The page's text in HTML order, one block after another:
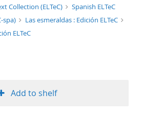
format ascending
Collection (ELTeC)
Spanish ELTeC
spa)
Las esmeraldas : Edición ELTeC
ELTeC
Add to shelf